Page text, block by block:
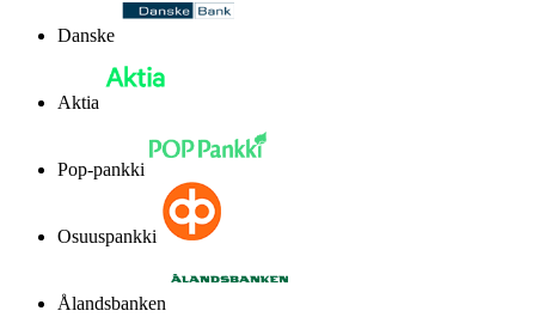
Danske
Aktia
Pop-pankki
Osuuspankki
Ålandsbanken